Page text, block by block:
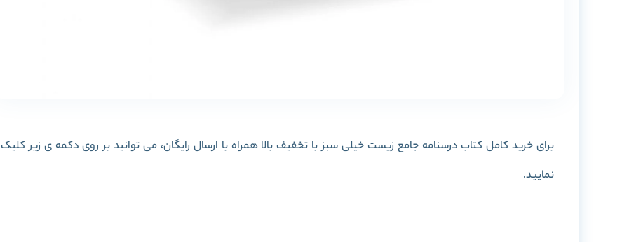
برای خرید کامل کتاب درسنامه جامع زیست خیلی سبز با تخفیف بالا همراه با ارسال رایگان، می توانید بر روی دکمه ی زیر کلیک
نمایید.